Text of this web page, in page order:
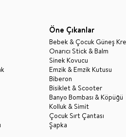
Öne Çıkanlar
Bebek & Çocuk Güneş
Onarıcı Stick & Balm
Sinek Kovucu
Emzik & Emzik Kutusu
Biberon
Bisiklet & Scooter
Banyo Bombası & Köpüğü
Kolluk & Simit
Çocuk Sırt Çantası
Şapka